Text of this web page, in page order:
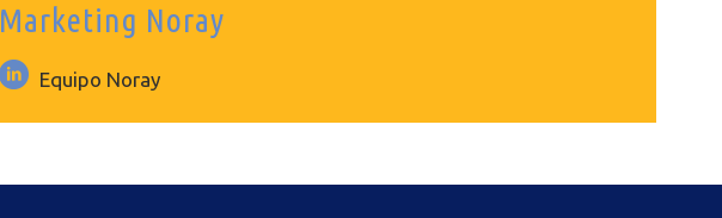
Marketing Noray
Equipo Noray